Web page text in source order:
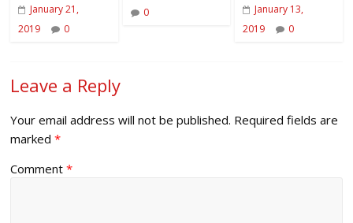
January 21,
2019
0
0
January 13,
2019
0
Leave a Reply
Your email address will not be published. Required fields are
marked*
Comment*